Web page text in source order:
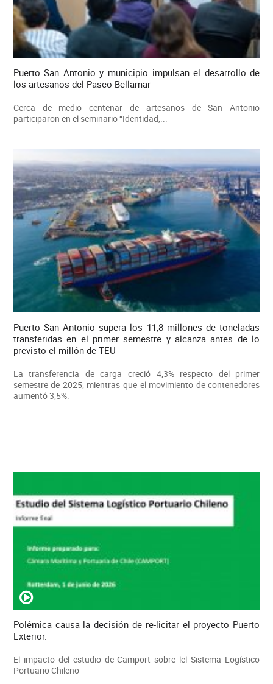
Puerto San Antonio y municipio impulsan el desarrollo de
los artesanos del Paseo Bellamar
Cerca de medio centenar de artesanos de San Antonio
participaron en el seminario “Identidad,...
Puerto San Antonio supera los 11,8 millones de toneladas
transferidas en el primer semestre y alcanza antes de lo
previsto el millón de TEU
La transferencia de carga creció 4,3% respecto del primer
semestre de 2025, mientras que el movimiento de contenedores
aumentó 3,5%.
Polémica causa la decisión de re-licitar el proyecto Puerto
Exterior.
El impacto del estudio de Camport sobre lel Sistema Logístico
Portuario Chileno